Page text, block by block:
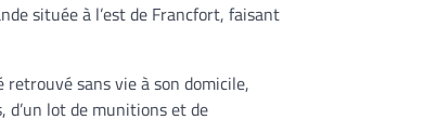
située à l’est de Francfort, faisant
retrouvé sans vie à son domicile,
d’un lot de munitions et de